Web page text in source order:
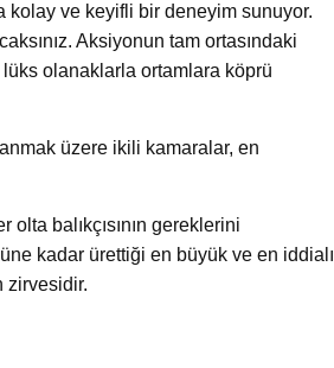
kolay ve keyifli bir deneyim sunuyor.
Aksiyonun tam ortasındaki
lüks olanaklarla ortamlara köprü
üzere ikili kamaralar, en
balıkçısının gereklerini
kadar ürettiği en büyük ve en iddialı
zirvesidir.